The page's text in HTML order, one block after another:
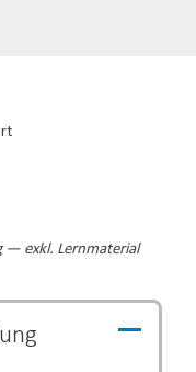
— exkl. Lernmaterial